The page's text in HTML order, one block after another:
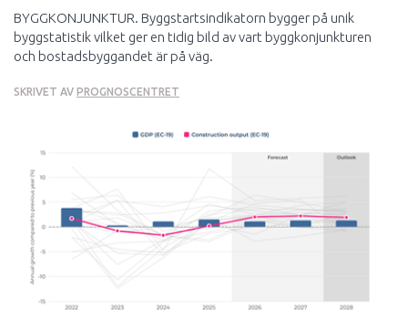
BYGGKONJUNKTUR. Byggstartsindikatorn bygger på unik
byggstatistik vilket ger en tidig bild av vart byggkonjunkturen
och bostadsbyggandet är på väg.
SKRIVET AV PROGNOSCENTRET